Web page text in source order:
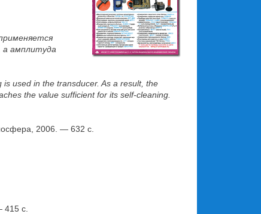
а амплитуда
used in the transducer. As a result, the
the value sufficient for its self-cleaning.
2006. — 632 с.
415 с.